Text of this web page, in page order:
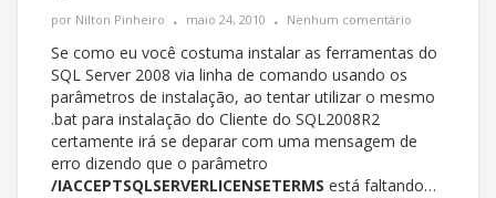
por Nilton Pinheiro maio 24, 2010 Nenhum comentário
Se como eu você costuma instalar as ferramentas do
SQL Server 2008 via linha de comando usando os
parâmetros de instalação, ao tentar utilizar o mesmo
.bat para instalação do Cliente do SQL2008R2
certamente irá se deparar com uma mensagem de
erro dizendo que o parâmetro
/IACCEPTSQLSERVERLICENSETERMS está faltando…